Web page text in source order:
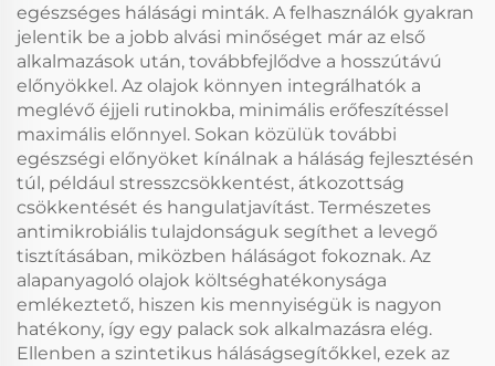
egészséges hálásági minták. A felhasználók gyakran
jelentik be a jobb alvási minőséget már az első
alkalmazások után, továbbfejlődve a hosszútávú
előnyökkel. Az olajok könnyen integrálhatók a
meglévő éjjeli rutinokba, minimális erőfeszítéssel
maximális előnnyel. Sokan közülük további
egészségi előnyöket kínálnak a háláság fejlesztésén
túl, például stresszcsökkentést, átkozottság
csökkentését és hangulatjavítást. Természetes
antimikrobiális tulajdonságuk segíthet a levegő
tisztításában, miközben háláságot fokoznak. Az
alapanyagoló olajok költséghatékonysága
emlékeztető, hiszen kis mennyiségük is nagyon
hatékony, így egy palack sok alkalmazásra elég.
Ellenben a szintetikus háláságsegítőkkel, ezek az